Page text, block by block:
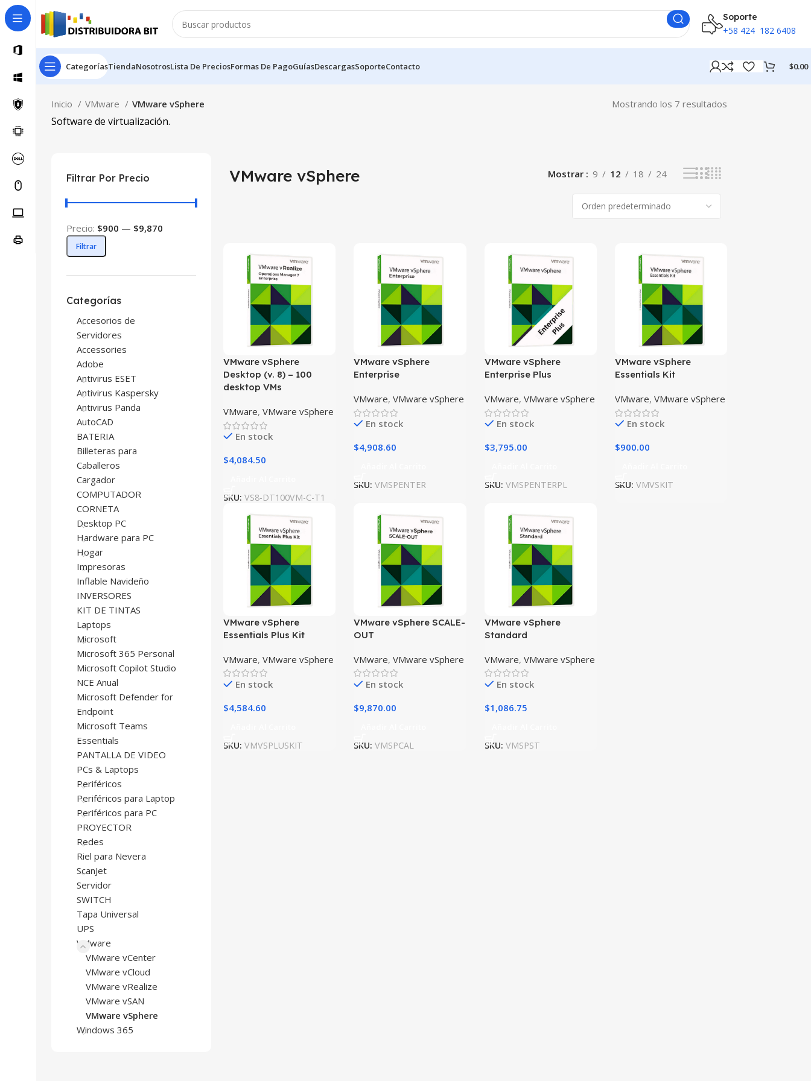
Soporte
+58 424 182 6408
CategoríasTiendaNosotrosLista De PreciosFormas De PagoGuíasDescargasSoporteContacto $0.00
Inicio VMware VMware vSphere Mostrando los 7 resultados
Software de virtualización.
Filtrar Por Precio
Filtrar
Precio: $900 — $9,870
Categorías
Accesorios de
Servidores
Accessories
Adobe
Antivirus ESET
Antivirus Kaspersky
Antivirus Panda
AutoCAD
BATERIA
Billeteras para
Caballeros
Cargador
COMPUTADOR
CORNETA
Desktop PC
Hardware para PC
Hogar
Impresoras
Inflable Navideño
INVERSORES
KIT DE TINTAS
Laptops
Microsoft
Microsoft 365 Personal
Microsoft Copilot Studio
NCE Anual
Microsoft Defender for
Endpoint
Microsoft Teams
Essentials
PANTALLA DE VIDEO
PCs & Laptops
Periféricos
Periféricos para Laptop
Periféricos para PC
PROYECTOR
Redes
Riel para Nevera
ScanJet
Servidor
SWITCH
Tapa Universal
UPS
VMware
VMware vCenter
VMware vCloud
VMware vRealize
VMware vSAN
VMware vSphere
Windows 365
VMware vSphere Mostrar 9 12 18 24
VMware vSphere
Desktop (v. 8) – 100
desktop VMs
VMware, VMware vSphere
En stock
$4,084.50
SKU: VS8-DT100VM-C-T1
VMware vSphere
Enterprise
VMware,VMware vSphere
En stock
$4,908.60
SKU:VMSPENTER
VMware vSphere
Enterprise Plus
VMware, VMware vSphere
En stock
$3,795.00
SKU: VMSPENTERPL
VMware vSphere
Essentials Kit
VMware, VMware vSphere
En stock
$900.00
SKU: VMVSKIT
VMware vSphere
Essentials Plus Kit
VMware, VMware vSphere
En stock
$4,584.60
SKU: VMVSPLUSKIT
VMware vSphere SCALE-
OUT
VMware,VMware vSphere
En stock
$9,870.00
SKU:VMSPCAL
VMware vSphere
Standard
VMware, VMware vSphere
En stock
$1,086.75
SKU: VMSPST